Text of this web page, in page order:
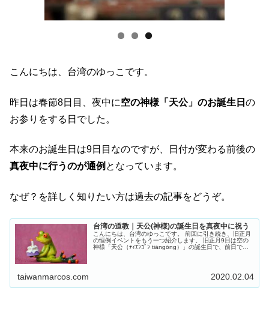
こんにちは、台湾のゆっこです。
昨日は春節8日目、夜中に空の神様「天公」のお誕生日 の
お参りをする日でした。
本来のお誕生日は9日目なのですが、日付が変わる前後の
真夜中に行うのが通例 となっています。
なぜ？を詳しく知りたい方は過去の記事をどうぞ。
台湾の道教｜天公(神様)の誕生日を真夜中に祝う
こんにちは、台湾のゆっこです。 前回に引き続き、旧正月
の恒例イベントをもう一つ紹介します。 旧正月9日は空の
神様「天公（ﾃｨｴﾝｺﾞﾝ tiāngōng）」の誕生日で、前日であ
taiwanmarcos.com 2020.02.04